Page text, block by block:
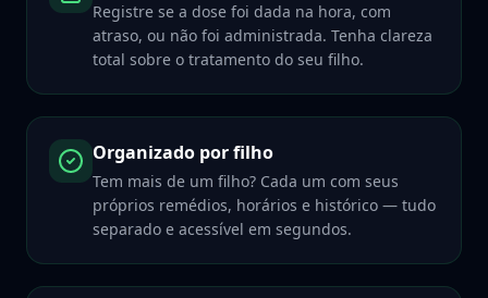
Registre se a dose foi dada na hora, com
atraso, ou não foi administrada. Tenha clareza
total sobre o tratamento do seu filho.
Organizado por filho
Tem mais de um filho? Cada um com seus
próprios remédios, horários e histórico — tudo
separado e acessível em segundos.